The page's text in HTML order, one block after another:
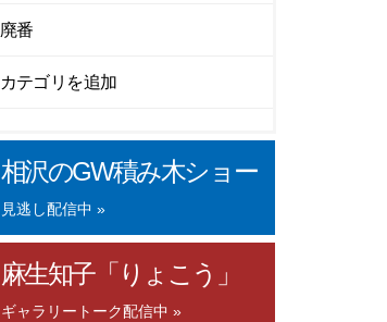
廃番
カテゴリを追加
相沢のGW積み木ショー
見逃し配信中 »
麻生知子「りょこう」
ギャラリートーク配信中 »